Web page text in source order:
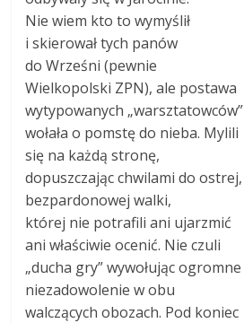
Nie wiem kto to wymyślił
i skierował tych panów
do Wrześni (pewnie
Wielkopolski ZPN), ale postawa
wytypowanych „warsztatowców”
wołała o pomstę do nieba. Mylili
się na każdą stronę,
dopuszczając chwilami do ostrej,
bezpardonowej walki,
której nie potrafili ani ujarzmić
ani właściwie ocenić. Nie czuli
„ducha gry” wywołując ogromne
niezadowolenie w obu
walczących obozach. Pod koniec